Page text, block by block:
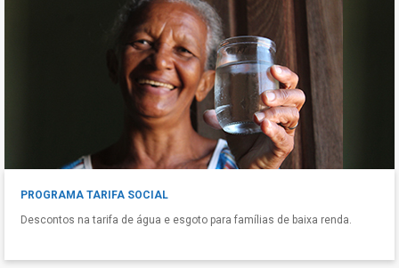
PROGRAMA TARIFA SOCIAL
Descontos na tarifa de água e esgoto para famílias de baixa renda.